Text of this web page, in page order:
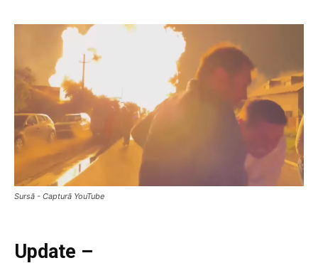
Sursă - Captură YouTube
Update –